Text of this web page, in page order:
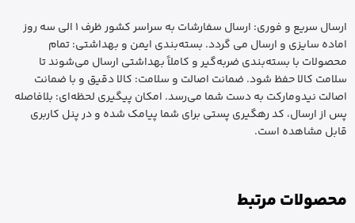
ارسال سریع و فوری: ارسال سفارشات به سراسر کشور ظرف 1 الی سه روز
اماده سایزی و ارسال می گردد. بسته‌بندی ایمن و بهداشتی: تمام
محصولات با بسته‌بندی ضربه‌گیر و کاملاً بهداشتی ارسال می‌شوند تا
سلامت کالا حفظ شود. ضمانت اصالت و سلامت: کالا دقیق و با ضمانت
اصالت نیدومارکت به دست شما می‌رسد. امکان پیگیری لحظه‌ای: بلافاصله
پس از ارسال، کد رهگیری پستی برای شما پیامک شده و در پنل کاربری
قابل مشاهده است.
محصولات مرتبط